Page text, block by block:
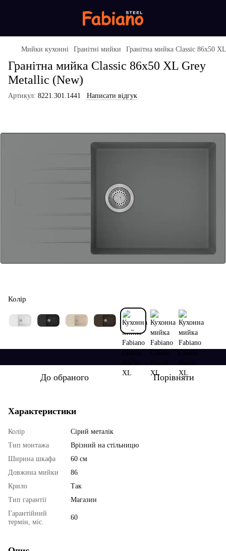
Мийки кухонні Гранітні мийки Гранітна мийка Classic 86x50
Гранітна мийка Classic 86x50 XL Grey
Metallic (New)
Артикул: 8221.301.1441 Написати відгук
Колір
До обраного Порівняти
Характеристики
Колір
Сірий металік
Тип монтажа
Врізний на стільницю
Ширина шкафа
60 см
Довжина мийки
86
Крило
Так
Тип гарантії
Магазин
Гарантійний
термін, міс.
60